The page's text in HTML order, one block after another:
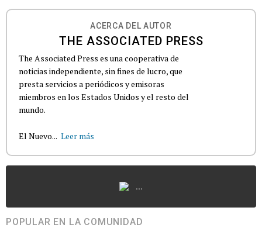
ACERCA DEL AUTOR
THE ASSOCIATED PRESS
The Associated Press es una cooperativa de
noticias independiente, sin fines de lucro, que
presta servicios a periódicos y emisoras
miembros en los Estados Unidos y el resto del
mundo.
El Nuevo... Leer más
...
POPULAR EN LA COMUNIDAD